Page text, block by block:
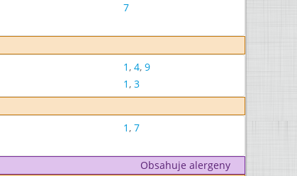
7
1, 4, 9
1, 3
1, 7
Obsahuje alergeny